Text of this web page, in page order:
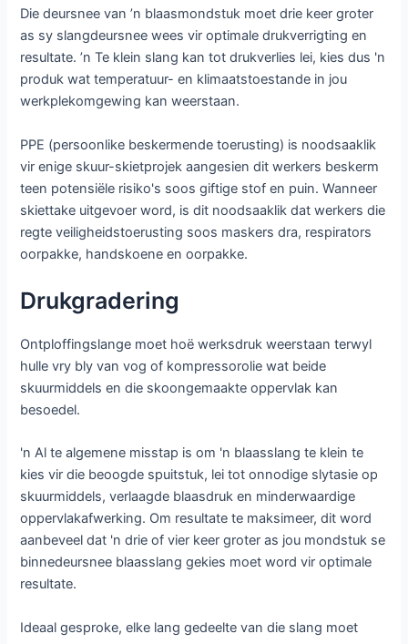
Die deursnee van ’n blaasmondstuk moet drie keer groter
as sy slangdeursnee wees vir optimale drukverrigting en
resultate. ’n Te klein slang kan tot drukverlies lei, kies dus 'n
produk wat temperatuur- en klimaatstoestande in jou
werkplekomgewing kan weerstaan.
PPE (persoonlike beskermende toerusting) is noodsaaklik
vir enige skuur-skietprojek aangesien dit werkers beskerm
teen potensiële risiko's soos giftige stof en puin. Wanneer
skiettake uitgevoer word, is dit noodsaaklik dat werkers die
regte veiligheidstoerusting soos maskers dra, respirators
oorpakke, handskoene en oorpakke.
Drukgradering
Ontploffingslange moet hoë werksdruk weerstaan ​​terwyl
hulle vry bly van vog of kompressorolie wat beide
skuurmiddels en die skoongemaakte oppervlak kan
besoedel.
'n Al te algemene misstap is om 'n blaasslang te klein te
kies vir die beoogde spuitstuk, lei tot onnodige slytasie op
skuurmiddels, verlaagde blaasdruk en minderwaardige
oppervlakafwerking. Om resultate te maksimeer, dit word
aanbeveel dat 'n drie of vier keer groter as jou mondstuk se
binnedeursnee blaasslang gekies moet word vir optimale
resultate.
Ideaal gesproke, elke lang gedeelte van die slang moet